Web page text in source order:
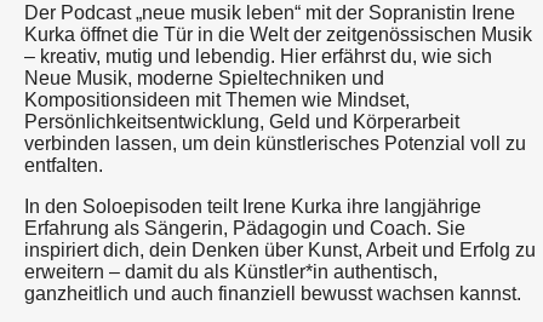
Der Podcast „neue musik leben“ mit der Sopranistin Irene
Kurka öffnet die Tür in die Welt der zeitgenössischen Musik
– kreativ, mutig und lebendig. Hier erfährst du, wie sich
Neue Musik, moderne Spieltechniken und
Kompositionsideen mit Themen wie Mindset,
Persönlichkeitsentwicklung, Geld und Körperarbeit
verbinden lassen, um dein künstlerisches Potenzial voll zu
entfalten.
In den Soloepisoden teilt Irene Kurka ihre langjährige
Erfahrung als Sängerin, Pädagogin und Coach. Sie
inspiriert dich, dein Denken über Kunst, Arbeit und Erfolg zu
erweitern – damit du als Künstler*in authentisch,
ganzheitlich und auch finanziell bewusst wachsen kannst.